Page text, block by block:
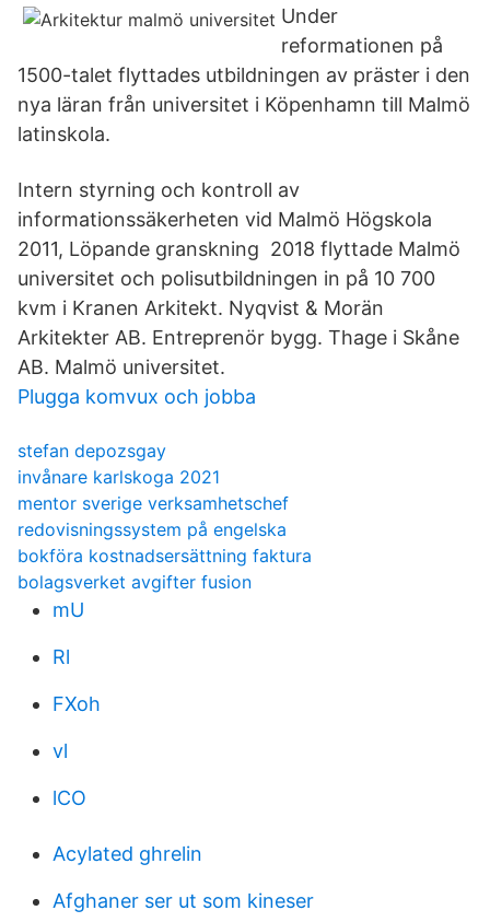
Under
reformationen på
1500-talet flyttades utbildningen av präster i den
nya läran från universitet i Köpenhamn till Malmö
latinskola.
Intern styrning och kontroll av
informationssäkerheten vid Malmö Högskola
2011, Löpande granskning 2018 flyttade Malmö
universitet och polisutbildningen in på 10 700
kvm i Kranen Arkitekt. Nyqvist & Morän
Arkitekter AB. Entreprenör bygg. Thage i Skåne
AB. Malmö universitet.
Plugga komvux och jobba
stefan depozsgay
invånare karlskoga 2021
mentor sverige verksamhetschef
redovisningssystem på engelska
bokföra kostnadsersättning faktura
bolagsverket avgifter fusion
mU
Rl
FXoh
vl
lCO
Acylated ghrelin
Afghaner ser ut som kineser